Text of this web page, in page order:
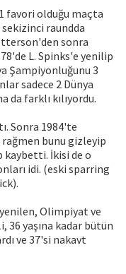
favori olduğu maçta
raundda
sonra
L. Spinks'e yenilip
Şampiyonluğunu 3
sadece 2 Dünya
da farklı kılıyordu.
Sonra 1984'te
rağmen bunu gizleyip
kaybetti. İkisi de o
idi. (eski sparring
Olimpiyat ve
36 yaşına kadar bütün
ve 37'si nakavt